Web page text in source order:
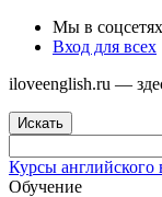
Мы в
Вход для всех
iloveenglish.ru —
Искать
Курсы английского
Обучение